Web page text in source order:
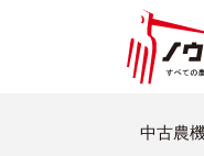
中古農